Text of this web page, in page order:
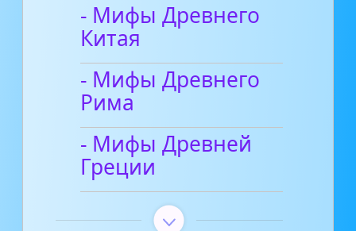
- Мифы Древнего
Китая
- Мифы Древнего
Рима
- Мифы Древней
Греции